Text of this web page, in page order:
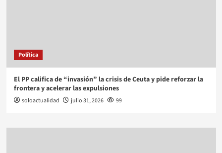
Política
El PP califica de “invasión” la crisis de Ceuta y pide reforzar la
frontera y acelerar las expulsiones
soloactualidad julio 31, 2026 99